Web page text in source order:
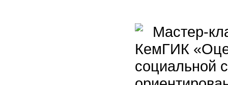
Мастер-
КемГИК
социальной